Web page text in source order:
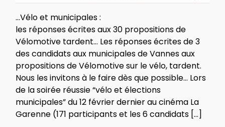
…Vélo et municipales :
les réponses écrites aux 30 propositions de
Vélomotive tardent… Les réponses écrites de 3
des candidats aux municipales de Vannes aux
propositions de Vélomotive sur le vélo, tardent.
Nous les invitons à le faire dès que possible… Lors
de la soirée réussie “vélo et élections
municipales” du 12 février dernier au cinéma La
Garenne (171 participants et les 6 candidats […]